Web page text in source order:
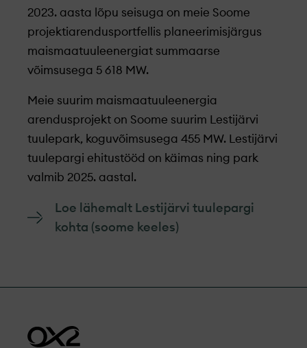
2023. aasta lõpu seisuga on meie Soome
projektiarendusportfellis planeerimisjärgus
maismaatuuleenergiat summaarse
võimsusega 5 618 MW.
Meie suurim maismaatuuleenergia
arendusprojekt on Soome suurim Lestijärvi
tuulepark, koguvõimsusega 455 MW. Lestijärvi
tuulepargi ehitustööd on käimas ning park
valmib 2025. aastal.
Loe lähemalt Lestijärvi tuulepargi
kohta (soome keeles)